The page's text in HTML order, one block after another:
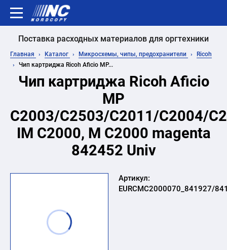
Поставка расходных материалов для оргтехники
Главная Каталог Микросхемы, чипы, предохранители
Ricoh
Чип картриджа Ricoh Aficio MP...
Чип картриджа Ricoh Aficio
MP
C2003/C2503/C2011/C2004/
IM C2000, M C2000 magenta
842452 Univ
Артикул:
EURCMC2000070_841927/